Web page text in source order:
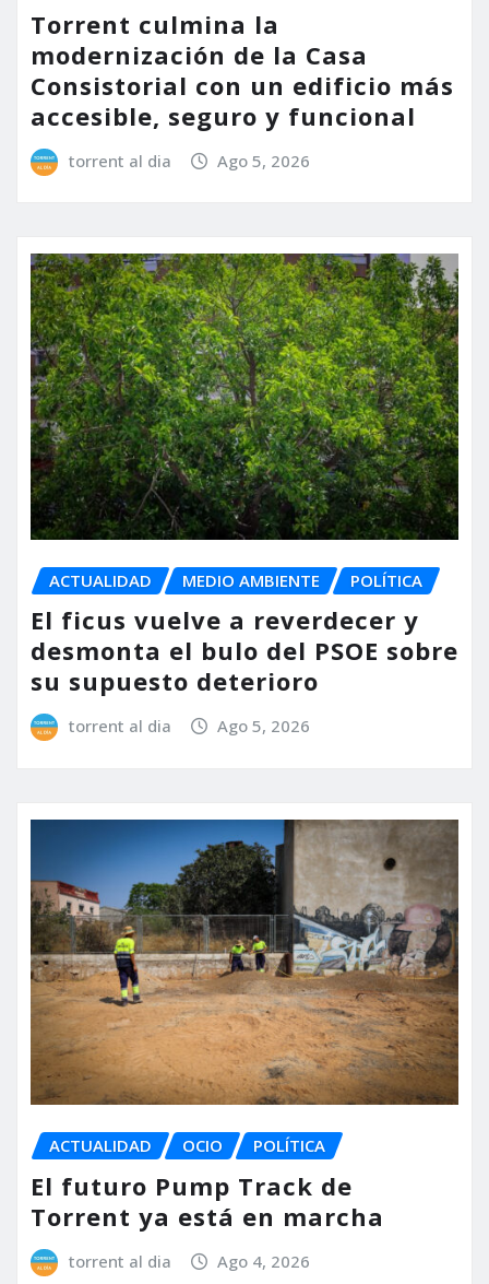
Torrent culmina la
modernización de la Casa
Consistorial con un edificio más
accesible, seguro y funcional
torrent al dia Ago 5, 2026
ACTUALIDAD MEDIO AMBIENTE POLÍTICA
El ficus vuelve a reverdecer y
desmonta el bulo del PSOE sobre
su supuesto deterioro
torrent al dia Ago 5, 2026
ACTUALIDAD OCIO POLÍTICA
El futuro Pump Track de
Torrent ya está en marcha
torrent al dia Ago 4, 2026